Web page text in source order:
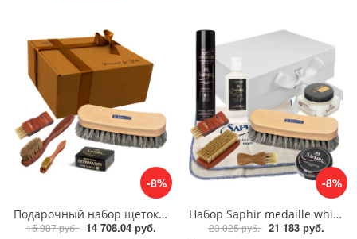
-8%
Подарочный набор щеток Saphir medaille box
15 987 руб. 14 708.04 руб.
-8%
Набор Saphir medaille white box, уход за кожей
23 025 руб. 21 183 руб.